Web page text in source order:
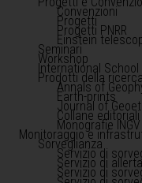
Convenzioni
Progetti
Progetti PNRR
Einstein
Seminari
Workshop
International
Prodotti della ricerca
Annals of
Earth-prints
Journal of
Collane editoriali
Monografie INGV
Monitoraggio e
Sorveglianza
Servizio di
Servizio di
Servizio di